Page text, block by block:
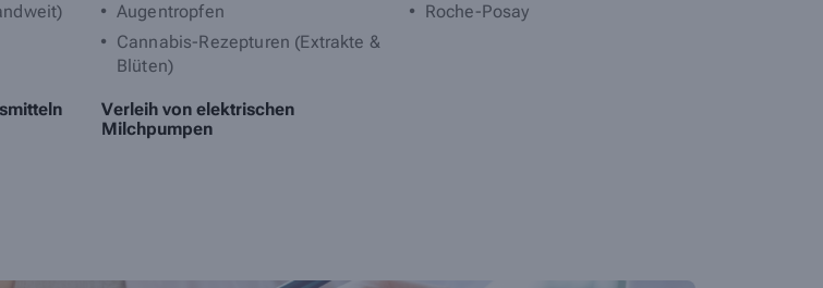
Augentropfen
Cannabis-Rezepturen (Extrakte &
Blüten)
Roche-Posay
Verleih von elektrischen
Milchpumpen